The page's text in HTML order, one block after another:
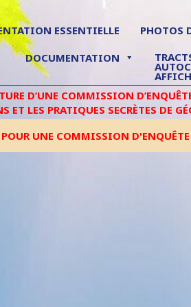
ESSENTIELLE
PHOTOS
DOCUMENTATION
D’UNE COMMISSION
ET LES PRATIQUES SECRÈTES DE
UNE COMMISSION D'ENQUÊTE